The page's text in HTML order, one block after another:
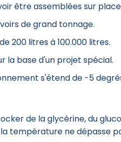
être assemblées sur
de grand tonnage.
200 litres à 100.000 litres.
la base d'un projet spécial.
s'étend de -5
de la glycérine, du
température ne dépasse